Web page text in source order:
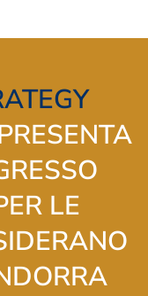
LE